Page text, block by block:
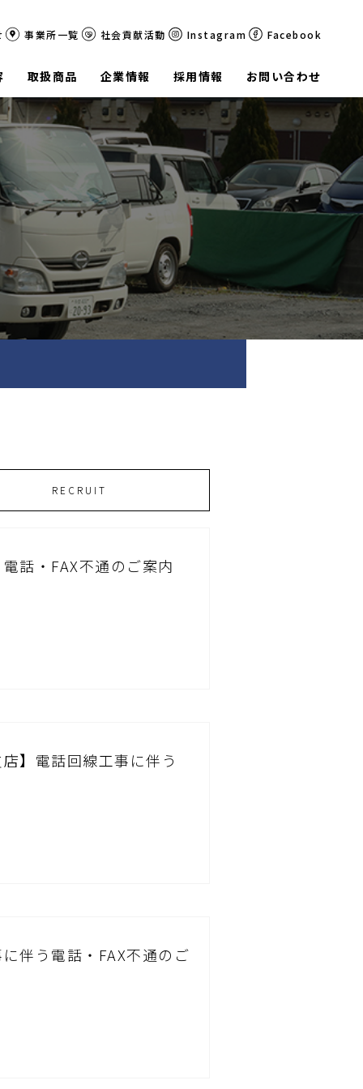
事業所一覧 社会貢献活動 Instagram Facebook
取扱商品 企業情報
経営理念
沿革
社会貢献活動
採用情報
募集要項
エントリー
お問い合わせ
RECRUIT
話・FAX不通のご案内
】電話回線工事に伴う
伴う電話・FAX不通のご